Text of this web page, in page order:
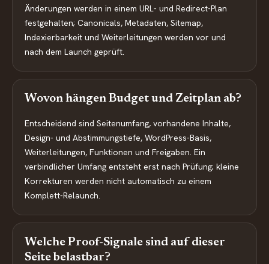
Änderungen werden in einem URL- und Redirect-Plan
festgehalten; Canonicals, Metadaten, Sitemap,
Indexierbarkeit und Weiterleitungen werden vor und
nach dem Launch geprüft.
Wovon hängen Budget und Zeitplan ab?
Entscheidend sind Seitenumfang, vorhandene Inhalte,
Design- und Abstimmungstiefe, WordPress-Basis,
Weiterleitungen, Funktionen und Freigaben. Ein
verbindlicher Umfang entsteht erst nach Prüfung; kleine
Korrekturen werden nicht automatisch zu einem
Komplett-Relaunch.
Welche Proof-Signale sind auf dieser
Seite belastbar?